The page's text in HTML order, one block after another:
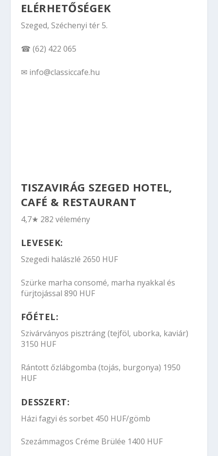
ELÉRHETŐSÉGEK
Szeged, Széchenyi tér 5.
☎ (62) 422 065
✉ info@classiccafe.hu
TISZAVIRÁG SZEGED HOTEL,
CAFÉ & RESTAURANT
4,7★ 282 vélemény
LEVESEK:
Szegedi halászlé 2650 HUF
Szürke marha consomé, marha nyakkal és
fürjtojással 890 HUF
FŐÉTEL:
Szivárványos pisztráng (tejföl, uborka, kaviár)
3150 HUF
Rántott őzlábgomba (tojás, burgonya) 1950
HUF
DESSZERT:
Házi fagyi és sorbet 450 HUF/gömb
Szezámmagos Créme Brülée 1400 HUF